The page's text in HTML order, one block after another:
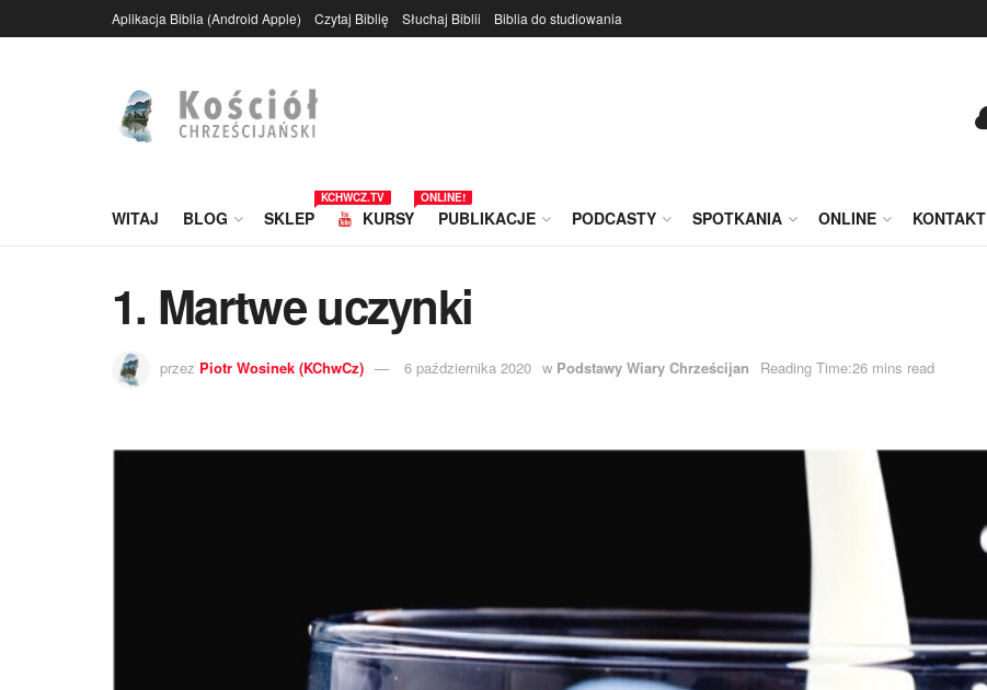
Aplikacja Biblia (Android Apple) Czytaj Biblię Słuchaj Biblii Biblia do studiowania
WITAJ BLOG SKLEP
KCHWCZ.TV
KURSY
ONLINE!
PUBLIKACJE PODCASTY SPOTKANIA ONLINE KONTAKT
1. Martwe uczynki
przez Piotr Wosinek (KChwCz) 6 października 2020 w Podstawy Wiary Chrześcijan Reading Time:26 mins read